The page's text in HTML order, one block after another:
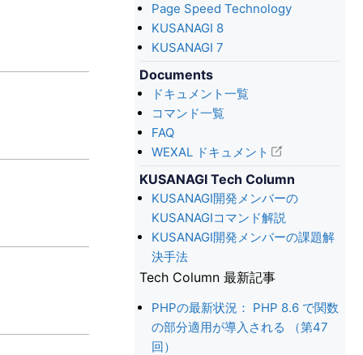
Page Speed Technology
KUSANAGI 8
KUSANAGI 7
Documents
ドキュメント一覧
コマンド一覧
FAQ
WEXAL ドキュメント
KUSANAGI Tech Column
KUSANAGI開発メンバーの
KUSANAGIコマンド解説
KUSANAGI開発メンバーの課題解
決手法
Tech Column 最新記事
PHPの最新状況： PHP 8.6 で関数
の部分適用が導入される （第47
回）